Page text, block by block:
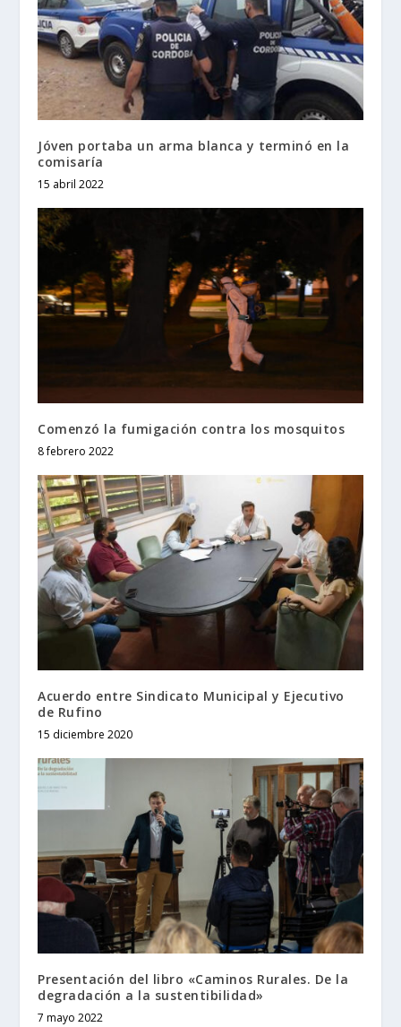
Jóven portaba un arma blanca y terminó en la
comisaría
15 abril 2022
Comenzó la fumigación contra los mosquitos
8 febrero 2022
Acuerdo entre Sindicato Municipal y Ejecutivo
de Rufino
15 diciembre 2020
Presentación del libro «Caminos Rurales. De la
degradación a la sustentibilidad»
7 mayo 2022